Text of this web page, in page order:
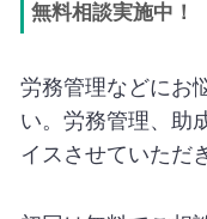
無料相談実施中！
労務管理などにお
い。労務管理、助
イスさせていただ